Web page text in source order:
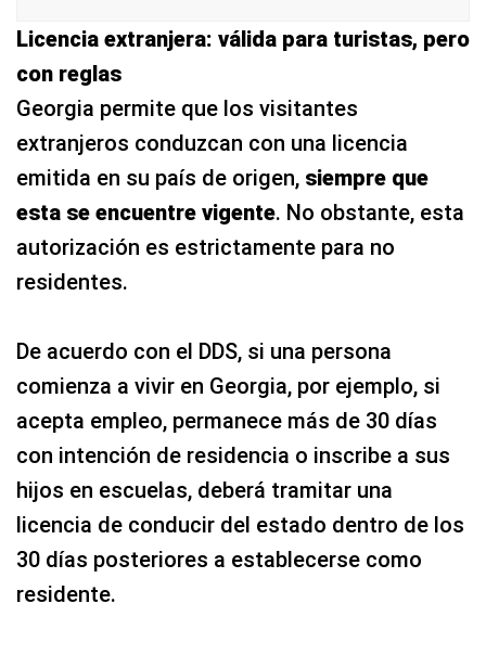
Licencia extranjera: válida para turistas, pero
con reglas
Georgia permite que los visitantes
extranjeros conduzcan con una licencia
emitida en su país de origen, siempre que
esta se encuentre vigente. No obstante, esta
autorización es estrictamente para no
residentes.
De acuerdo con el DDS, si una persona
comienza a vivir en Georgia, por ejemplo, si
acepta empleo, permanece más de 30 días
con intención de residencia o inscribe a sus
hijos en escuelas, deberá tramitar una
licencia de conducir del estado dentro de los
30 días posteriores a establecerse como
residente.